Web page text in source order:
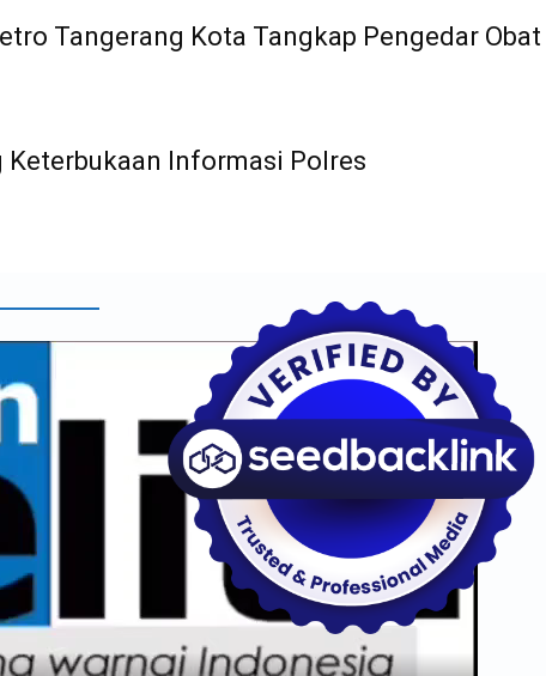
Tangerang Kota Tangkap Pengedar Obat
Keterbukaan Informasi Polres